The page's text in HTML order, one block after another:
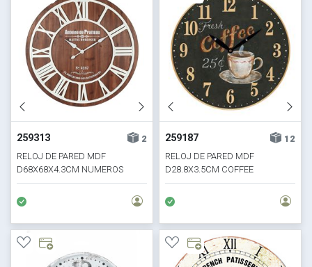
259313
2
RELOJ DE PARED MDF
D68X68X4.3CM NUMEROS
ROMANOS BLANCOS
259187
12
RELOJ DE PARED MDF
D28.8X3.5CM COFFEE